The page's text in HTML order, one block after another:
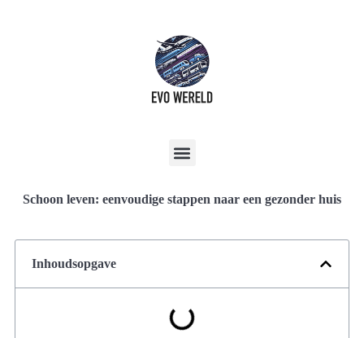
Schoon leven: eenvoudige stappen naar een gezonder huis
Inhoudsopgave